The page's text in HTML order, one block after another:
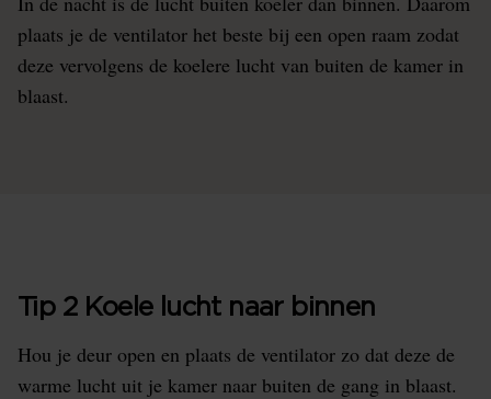
plaats je de ventilator het beste bij een open raam zodat
deze vervolgens de koelere lucht van buiten de kamer in
blaast.
Tip 2 Koele lucht naar binnen
Hou je deur open en plaats de ventilator zo dat deze de
warme lucht uit je kamer naar buiten de gang in blaast.